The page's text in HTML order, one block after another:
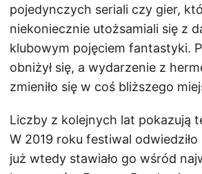
pojedynczych seriali czy gier,
niekoniecznie utożsamiali się z
klubowym pojęciem fantastyki.
obniżył się, a wydarzenie z
zmieniło się w coś bliższego
Liczby z kolejnych lat pokazują
W 2019 roku festiwal
już wtedy stawiało go wśród